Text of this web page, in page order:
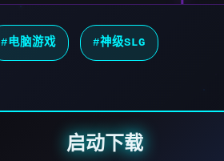
#电脑游戏 #神级SLG
启动下载